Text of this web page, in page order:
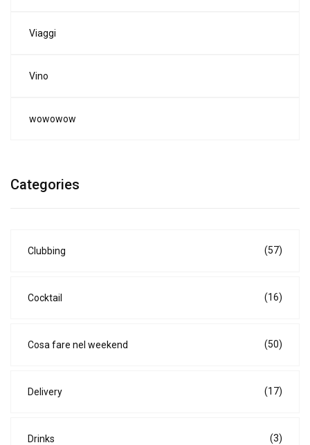
Viaggi
Vino
wowowow
Categories
Clubbing (57)
Cocktail (16)
Cosa fare nel weekend (50)
Delivery (17)
Drinks (3)